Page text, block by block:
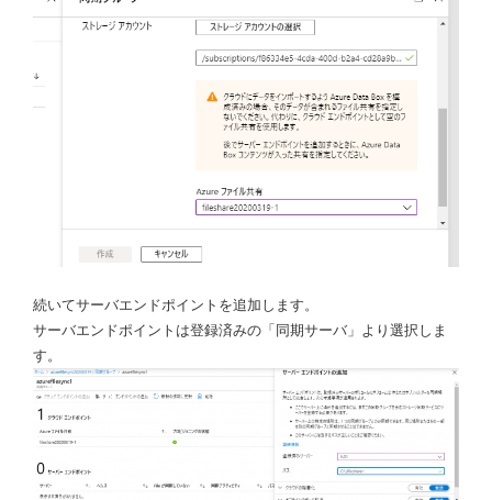
続いてサーバエンドポイントを追加します。
サーバエンドポイントは登録済みの「同期サーバ」より選択しま
す。